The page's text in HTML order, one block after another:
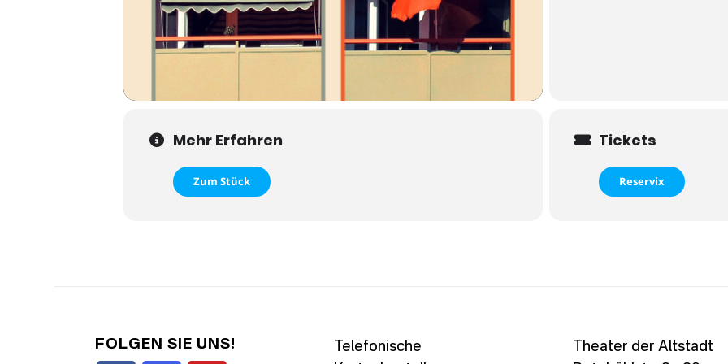
Mehr Erfahren
Zum Stück
Tickets
Reservix
FOLGEN SIE UNS!
Telefonische
Theater der Altstadt